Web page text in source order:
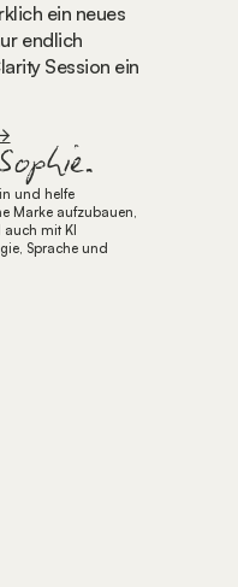
ein neues
endlich
Session ein
und helfe
Marke aufzubauen,
mit KI
Sprache und